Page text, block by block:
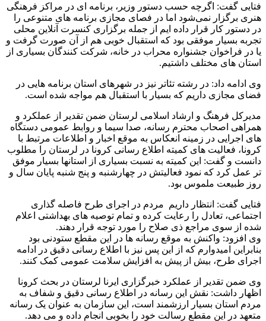
فتایی گفت: اگرچه حسب دستور وزیر، برنامه ای در مراکز فرهنگی
هنری برگزار نمی‌شود اما در فصای مجازی برنامه های متنوعی را
در دستور کار قرار داده ایم از جمله برگزاری کنسرت آنلاین محلی
تجربه بسیار موفقی بود که استقبال خوبی هم از آن صورت گرفت و
یا در فراخوان جشنواره محراب در خانه، شرکت کنندگان بسیاری از
استان های مختلف داشتیم.
وی ادامه داد: در رشته تئاتر نیز در شهرهای استان برنامه هایی در
فضای مجازی داریم که بسیار با استقبال هم مواجه شده است.
مدیرکل فرهنگ و ارشاد اسلامی لرستان ضمن تقدیر از عملکرد و
همراهی اصحاب محترم رسانه، صدا سیما و روابط عمومی دستگاه
های اجرایی در زمینه انعکاس به موقع اخبار و اطلاعات مرتبط با
کرونا، فعالیت های کمیته اطلاع رسانی کرونا در لرستان را مطلوب
دانست و گفت: این کمیته به نسبت بسیاری از استانها بسیار موفق
تر عمل کرد که نمود فعالیتش در چهارشنبه و پنج شنبه پایان سال و
روز طبیعت ملموس بود.
فتایی گفت: انتظار داریم مردم در اجرای طرح فاصله گذاری
اجتماعی، تعادل را رعایت کرده و تمام توصیه های بهداشتی اعلام
شده از سوی مراجع ذی صلاح را مورد توجه قرار دهند.
وی افزود: واکنش به موقع رسانه ها در این مقطع ستودنی بود
بنابراین امیدوارم که از این پس نیز با اطلاع رسانی دقیق در ادامه
اجرای طرح، بیش از پیش به افزایش سلامت عمومی کمک کنند.
وی ضمن تقدیر از عملکرد خبرگزاری ایرنا لرستان در بحث کرونا
اظهار داشت: نقش این رسانه در اطلاع رسانی دقیق و شفاف به
مردم استان بسیار ارزشمند است، این سازمان به عنوان یک رسانه
متعهد در این مقطع رسالت خود را بخوبی انجام داده و می دهد.